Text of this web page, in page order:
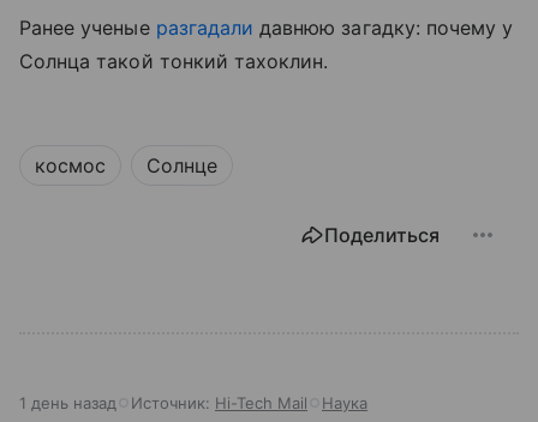
Ранее ученые разгадали давнюю загадку: почему у
Солнца такой тонкий тахоклин.
космос Солнце
Поделиться
1 день назад Источник: Hi-Tech Mail Наука